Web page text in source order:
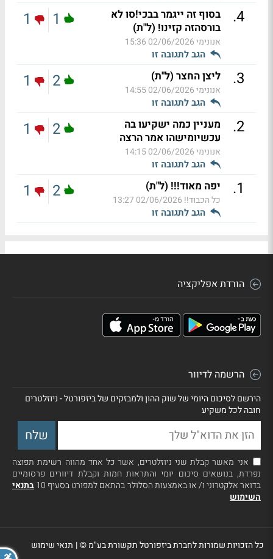
4
.
בסוף זה ייגמר בבכי!סו לא
בורסהזה קזינו! (ל"ת)
אנונימי02/06/2026 15:36
הגב לתגובה זו
1
1
3
. ליצן החצר (ל"ת)
אנונימי02/06/2026 14:55
הגב לתגובה זו
2
1
2
.
מעניין כמה ישקיעו בה
עכשיומישהו אמר הרצה
אנונימי02/06/2026 14:15
הגב לתגובה זו
2
1
1
. יפה מאוד!!! (ל"ת)
כל הכבוד!! 02/06/2026 13:27
הגב לתגובה זו
2
1
הורדת אפליקציה
הרשמה לדיוור
הירשם לסיכום היומי של שוק ההון ולמבזקים של ביזפורטל - ניוזלטרים
חובה לכל משקיע
אני מאשר קבלת שני ניוזלטרים, אשר כל אחד מהווה רשימת תפוצה
נפרדת, בנושאים סיכום יומי והתראות חמות וקבלת דיוורים פרסומיים
בדואר אלקטרוני ו/ או באמצעות הסלולר בהתאם למפורט בסעיף 10
בתנאי
השימוש
כל הזכויות שמורות לחברת ביזפורטל תקשורת בע"מ ©| תנאי שימוש